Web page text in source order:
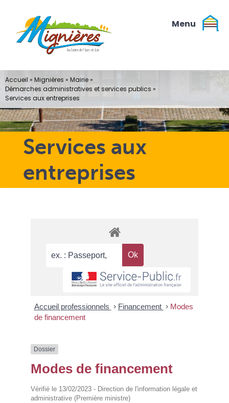
contenu
Services aux
entreprises
Accueil » Mignières » Mairie»
Démarches administratives et services publics »
Services aux entreprises
Accueil professionnels > Financement > Modes
de financement
Dossier
Modes de financement
Vérifié le 13/02/2023 - Direction de l'information légale et
administrative (Première ministre)